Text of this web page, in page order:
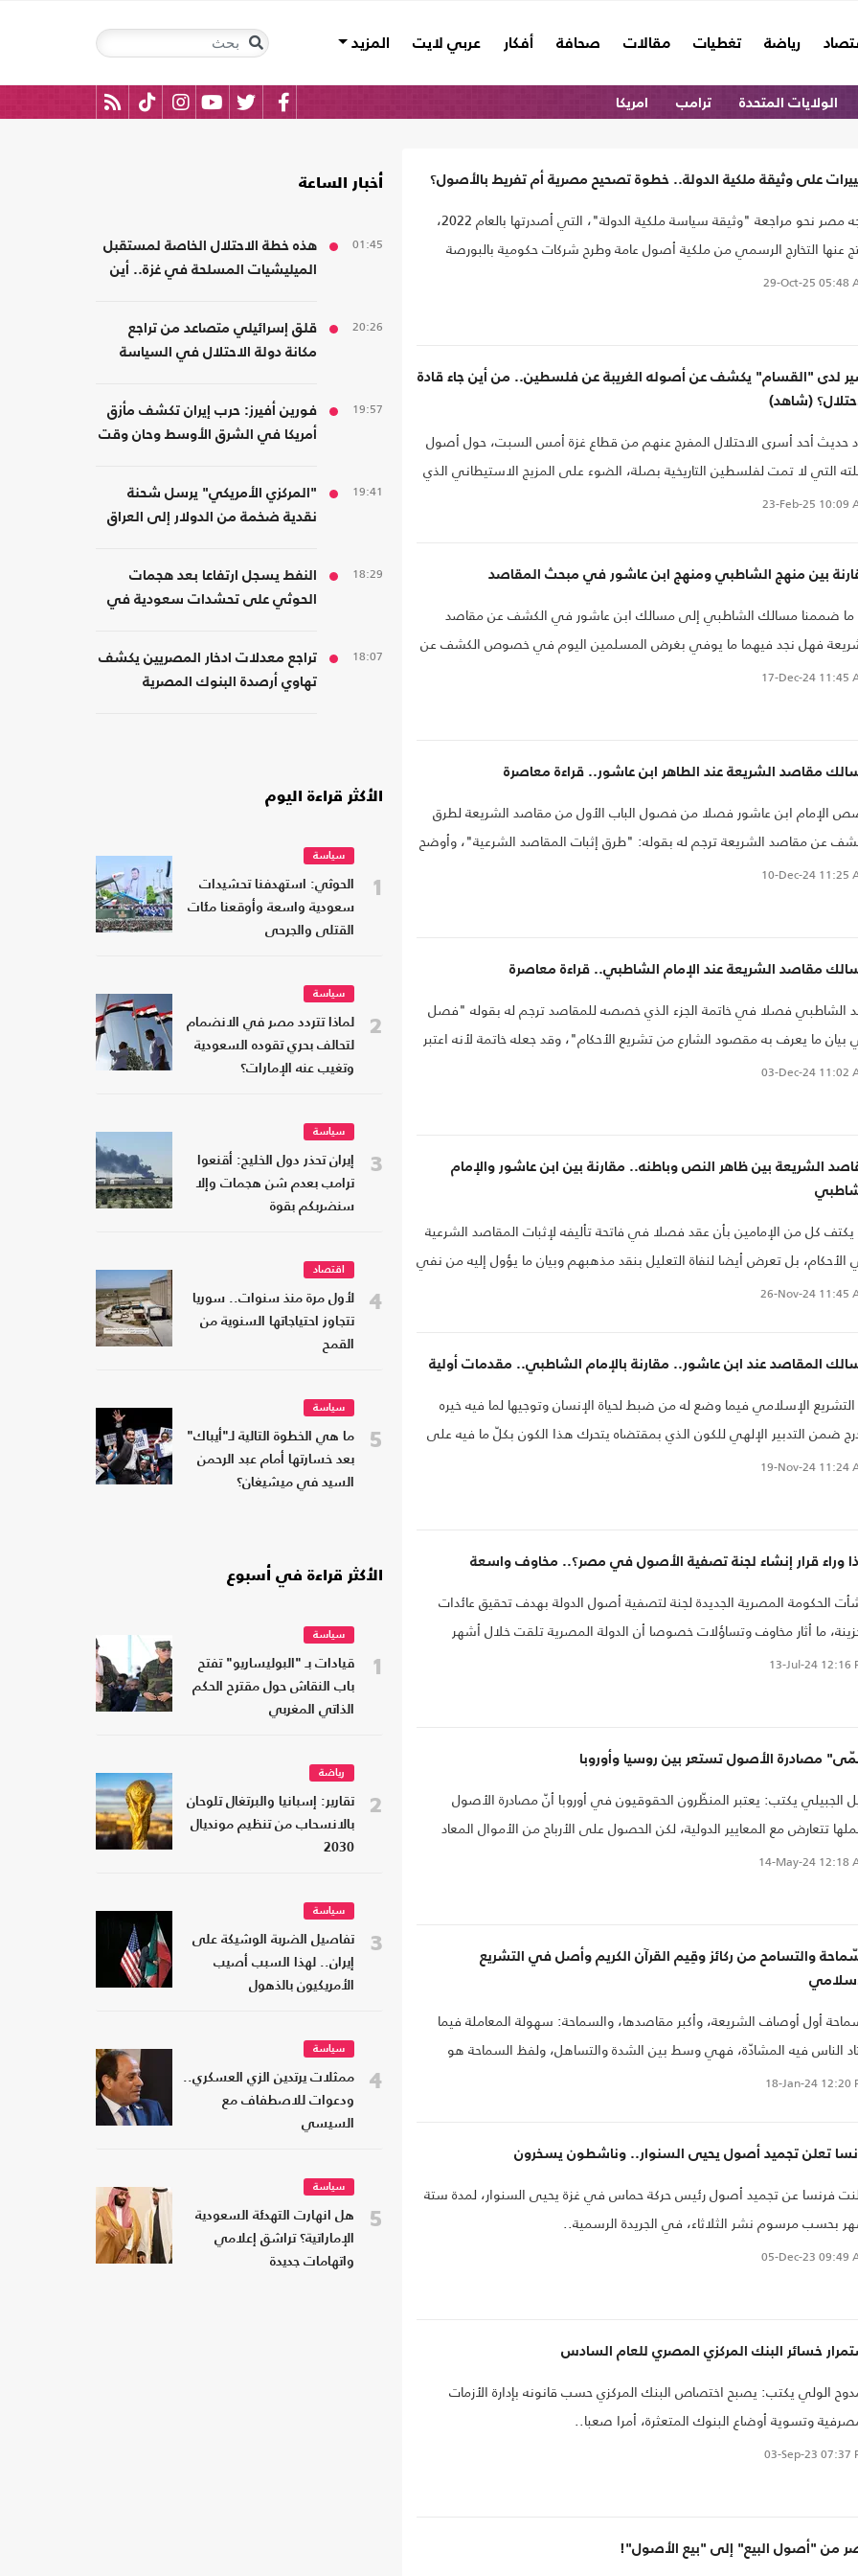
رياضة تغطيات مقالات صحافة أفكار عربي لايت المزيد
الولايات المتحدة ترامب امريكا
على وثيقة ملكية الدولة.. خطوة تصحيح مصرية أم تفريط بالأصول؟
تتجه مصر نحو مراجعة "وثيقة سياسة ملكية الدولة"، التي أصدرتها بالعام 2022،
عنها التخارج الرسمي من ملكية أصول عامة وطرح شركات حكومية بالبورصة
مستثمرين استراتيجيين، وسط انتقادات معارضين وخبراء لسياسات رئيس
29-Oct-25 05:48
لدى "القسام" يكشف عن أصوله الغريبة عن فلسطين.. من أين جاء قادة
(شاهد)‏
حديث أحد أسرى الاحتلال المفرج عنهم من قطاع غزة أمس السبت، حول أصول
التي لا تمت لفلسطين التاريخية بصلة، الضوء على المزيج الاستيطاني الذي
منه مجتمع الاحتلال وقياداته..
23-Feb-25 10:09
بين منهج الشاطبي ومنهج ابن عاشور في مبحث المقاصد
ما ضممنا مسالك الشاطبي إلى مسالك ابن عاشور في الكشف عن مقاصد
فهل نجد فيهما ما يوفي بغرض المسلمين اليوم في خصوص الكشف عن
الشريعة، والحال أن القضية مطروحة بشيء من الإلحاح، وأن الآراء فيها بلغت
17-Dec-24 11:45
مقاصد الشريعة عند الطاهر ابن عاشور.. قراءة معاصرة
الإمام ابن عاشور فصلا من فصول الباب الأول من مقاصد الشريعة لطرق
الكشف عن مقاصد الشريعة ترجم له بقوله: "طرق إثبات المقاصد الشرعية"، وأوضح
من هذا الفصل بأنه "معرفة الطرق التي نستطيع أن نبلغ بها إلى إثبات أعيان
10-Dec-24 11:25
مقاصد الشريعة عند الإمام الشاطبي.. قراءة معاصرة
الشاطبي فصلا في خاتمة الجزء الذي خصصه للمقاصد ترجم له بقوله "فصل
بيان ما يعرف به مقصود الشارع من تشريع الأحكام"، وقد جعله خاتمة لأنه اعتبر
فيه كالتلخيص المنظم لما جاء مبثوثا من المعاني والبيانات الجزئية في أثناء
03-Dec-24 11:02
الشريعة بين ظاهر النص وباطنه.. مقارنة بين ابن عاشور والإمام
يكتف كل من الإمامين بأن عقد فصلا في فاتحة تأليفه لإثبات المقاصد الشرعية
الأحكام، بل تعرض أيضا لنفاة التعليل بنقد مذهبهم وبيان ما يؤول إليه من نفي
في التشريع الإلهي، وهو ما يؤول إلى نفي الحكمة في التدبير الإلهي
26-Nov-24 11:45
المقاصد عند ابن عاشور.. مقارنة بالإمام الشاطبي.. مقدمات أولية
التشريع الإسلامي فيما وضع له من ضبط لحياة الإنسان وتوجيها لما فيه خيره
ضمن التدبير الإلهي للكون الذي بمقتضاه يتحرك هذا الكون بكلّ ما فيه على
من الحكمة والقصد في اتجاه غائي هادف، وهو ما صوره قوله تعالى:
19-Nov-24 11:24
وراء قرار إنشاء لجنة تصفية الأصول في مصر؟.. مخاوف واسعة
الحكومة المصرية الجديدة لجنة لتصفية أصول الدولة بهدف تحقيق عائدات
ما أثار مخاوف وتساؤلات خصوصا أن الدولة المصرية تلقت خلال أشهر
الدولارات..
13-Jul-24 12:16
مصادرة الأصول تستعر بين روسيا وأوروبا
الجبيلي يكتب: يعتبر المنظّرون الحقوقيون في أوروبا أنّ مصادرة الأصول
تتعارض مع المعايير الدولية، لكن الحصول على الأرباح من الأموال المعاد
فقط، يمكن الدفاع عنه قانونيا في المحكمة إذا حاولت روسيا رفع دعوى
14-May-24 12:18
والتسامح من ركائز وقِيم القرآن الكريم وأصل في التشريع
أول أوصاف الشريعة، وأكبر مقاصدها، والسماحة: سهولة المعاملة فيما
الناس فيه المشادّة، فهي وسط بين الشدة والتساهل، ولفظ السماحة هو
لفظ يدل على هذا المعنى. وتدلُّ السماحةُ على خلق الجود والبذل، وفي
18-Jan-24 12:20
تعلن تجميد أصول يحيى السنوار.. وناشطون يسخرون
فرنسا عن تجميد أصول رئيس حركة حماس في غزة يحيى السنوار، لمدة ستة
بحسب مرسوم نشر الثلاثاء، في الجريدة الرسمية..
05-Dec-23 09:49
خسائر البنك المركزي المصري للعام السادس
الولي يكتب: يصبح اختصاص البنك المركزي حسب قانونه بإدارة الأزمات
وتسوية أوضاع البنوك المتعثرة، أمرا صعبا..
03-Sep-23 07:37
من "أصول البيع" إلى "بيع الأصول"!
أخبار الساعة
01:45
هذه خطة الاحتلال الخاصة لمستقبل
الميليشيات المسلحة في غزة.. أين
20:26
قلق إسرائيلي متصاعد من تراجع
مكانة دولة الاحتلال في السياسة
19:57
فورين أفيرز: حرب إيران تكشف مأزق
أمريكا في الشرق الأوسط وحان وقت
19:41
"المركزي الأمريكي" يرسل شحنة
نقدية ضخمة من الدولار إلى العراق
18:29
النفط يسجل ارتفاعا بعد هجمات
الحوثي على تحشدات سعودية في
18:07
تراجع معدلات ادخار المصريين يكشف
تهاوي أرصدة البنوك المصرية
الأكثر قراءة اليوم
1
سياسة
الحوثي: استهدفنا تحشيدات
سعودية واسعة وأوقعنا مئات
القتلى والجرحى
2
سياسة
لماذا تتردد مصر في الانضمام
لتحالف بحري تقوده السعودية
وتغيب عنه الإمارات؟
3
سياسة
إيران تحذر دول الخليج: أقنعوا
ترامب بعدم شن هجمات وإلا
سنضربكم بقوة
4
اقتصاد
لأول مرة منذ سنوات.. سوريا
تتجاوز احتياجاتها السنوية من
القمح
5
سياسة
ما هي الخطوة التالية لـ"أيباك"
بعد خسارتها أمام عبد الرحمن
السيد في ميشيغان؟
الأكثر قراءة في أسبوع
1
سياسة
قيادات بـ "البوليساريو" تفتح
باب النقاش حول مقترح الحكم
الذاتي المغربي
2
رياضة
تقارير: إسبانيا والبرتغال تلوحان
بالانسحاب من تنظيم مونديال
2030
3
سياسة
تفاصيل الضربة الوشيكة على
إيران.. لهذا السبب أصيب
الأمريكيون بالذهول
4
سياسة
ممثلات يرتدين الزي العسكري..
ودعوات للاصطفاف مع
السيسي
5
سياسة
هل انهارت التهدئة السعودية
الإماراتية؟ تراشق إعلامي
واتهامات جديدة